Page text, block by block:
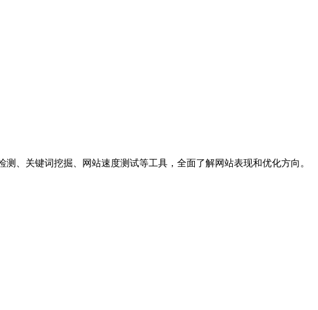
、关键词挖掘、网站速度测试等工具，全面了解网站表现和优化方向。